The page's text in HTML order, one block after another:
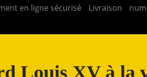
en ligne sécurisé Livraison
Louis XV à la